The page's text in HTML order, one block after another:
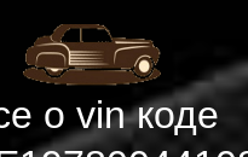
о vin коде